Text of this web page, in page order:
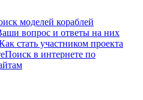
моделей кораблей
вопрос и ответы на них
стать участником проекта
Поиск в интернете по